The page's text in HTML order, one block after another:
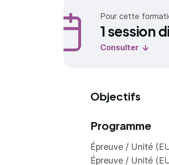
Pour cette
1 session
Consulter
Objectifs
Programme
Épreuve / Unité
Épreuve / Unité